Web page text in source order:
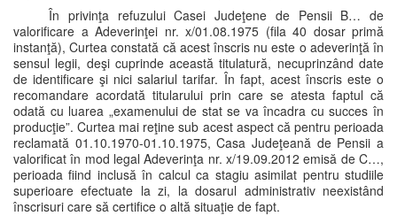
În privinţa refuzului Casei Judeţene de Pensii B… de
valorificare a Adeverinţei nr. x/01.08.1975 (fila 40 dosar primă
instanţă), Curtea constată că acest înscris nu este o adeverinţă în
sensul legii, deşi cuprinde această titulatură, necuprinzând date
de identificare şi nici salariul tarifar. În fapt, acest înscris este o
recomandare acordată titularului prin care se atesta faptul că
odată cu luarea „examenului de stat se va încadra cu succes în
producţie”. Curtea mai reţine sub acest aspect că pentru perioada
reclamată 01.10.1970-01.10.1975, Casa Judeţeană de Pensii a
valorificat în mod legal Adeverinţa nr. x/19.09.2012 emisă de C…,
perioada fiind inclusă în calcul ca stagiu asimilat pentru studiile
superioare efectuate la zi, la dosarul administrativ neexistând
înscrisuri care să certifice o altă situaţie de fapt.